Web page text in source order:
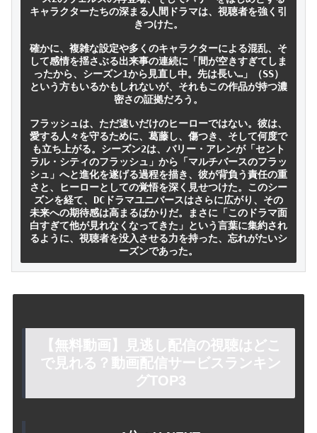
キャラクターたちの深まる人間ドラマは、視聴者を強く引
きつけた。
確かに、複雑な設定や多くのキャラクターによる混乱、そ
して感情を揺さぶる出来事の連続に「間が空きすぎてしま
ったから、シーズン1から見直し中。先は長い…」（SS）
という方もいるかもしれないが、それもこの作品が持つ濃
密さの証拠だろう。
フラッシュは、ただ速いだけのヒーローではない。彼は、
愛する人々を守るために、葛藤し、傷つき、そして何度で
も立ち上がる。シーズン2は、バリー・アレンが「セント
ラル・シティのフラッシュ」から「マルチバースのフラッ
シュ」へと進化を遂げる過程を描き、彼が背負う責任の重
さと、ヒーローとしての覚悟を深く見せつけた。このシー
ズンを経て、DCドラマユニバースはさらに広がり、その
未来への期待感は高まるばかりだ。まさに「このドラマ面
白すぎて他が見れなくなってきた」という言葉に集約され
るように、視聴者を没入させる力を持った、忘れがたいシ
ーズンであった。
【無料動画】見逃し配信の視聴はどこ
で見れる？動画配信サービスランキン
グTOP3